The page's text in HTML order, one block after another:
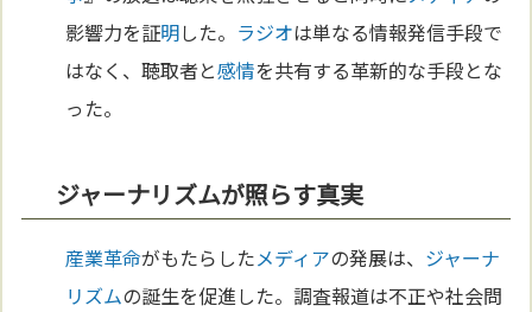
影響力を証明した。 ラジオは単なる情報発信手段で
はなく、聴取者と感情を共有する革新的な手段とな
った。
ジャーナリズムが照らす真実
産業革命がもたらしたメディアの発展は、 ジャーナ
リズムの誕生を促進した。調査報道は不正や社会問